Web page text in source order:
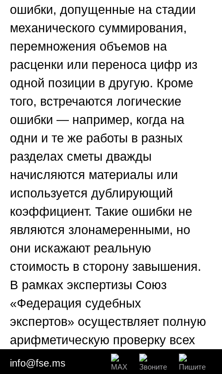
ошибки, допущенные на стадии
механического суммирования,
перемножения объемов на
расценки или переноса цифр из
одной позиции в другую. Кроме
того, встречаются логические
ошибки — например, когда на
одни и те же работы в разных
разделах сметы дважды
начисляются материалы или
используется дублирующий
коэффициент. Такие ошибки не
являются злонамеренными, но
они искажают реальную
стоимость в сторону завышения.
В рамках экспертизы Союз
«Федерация судебных
экспертов» осуществляет полную
арифметическую проверку всех
подсчетов, используя
info@fse.ms